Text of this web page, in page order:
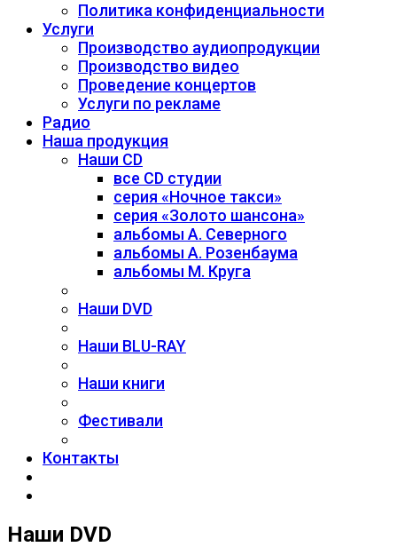
Политика конфиденциальности
Услуги
Производство аудиопродукции
Производство видео
Проведение концертов
Услуги по рекламе
Радио
Наша продукция
Наши CD
все CD студии
серия «Ночное такси»
серия «Золото шансона»
альбомы А. Северного
альбомы А. Розенбаума
альбомы М. Круга
Наши DVD
Наши BLU-RAY
Наши книги
Фестивали
Контакты
Наши DVD